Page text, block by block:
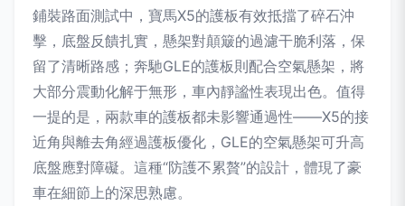
鋪裝路面測試中，寶馬X5的護板有效抵擋了碎石沖
擊，底盤反饋扎實，懸架對顛簸的過濾干脆利落，保
留了清晰路感；奔馳GLE的護板則配合空氣懸架，將
大部分震動化解于無形，車內靜謐性表現出色。值得
一提的是，兩款車的護板都未影響通過性——X5的接
近角與離去角經過護板優化，GLE的空氣懸架可升高
底盤應對障礙。這種“防護不累贅”的設計，體現了豪
車在細節上的深思熟慮。